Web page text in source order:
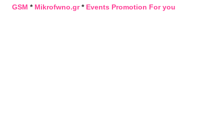
GSM * Mikrofwno.gr* Events Promotion For you